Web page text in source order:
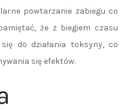
powtarzanie zabiegu co
że z biegiem czasu
do działania toksyny, co
się efektów.